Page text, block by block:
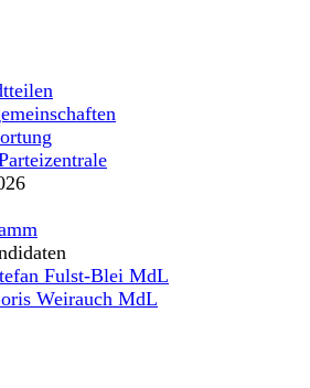
Fulst-Blei MdL
Weirauch MdL